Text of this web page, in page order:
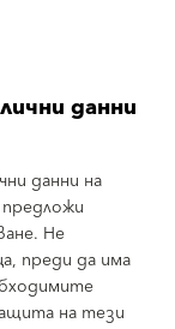
данни
данни на
Не
преди да има
на тези